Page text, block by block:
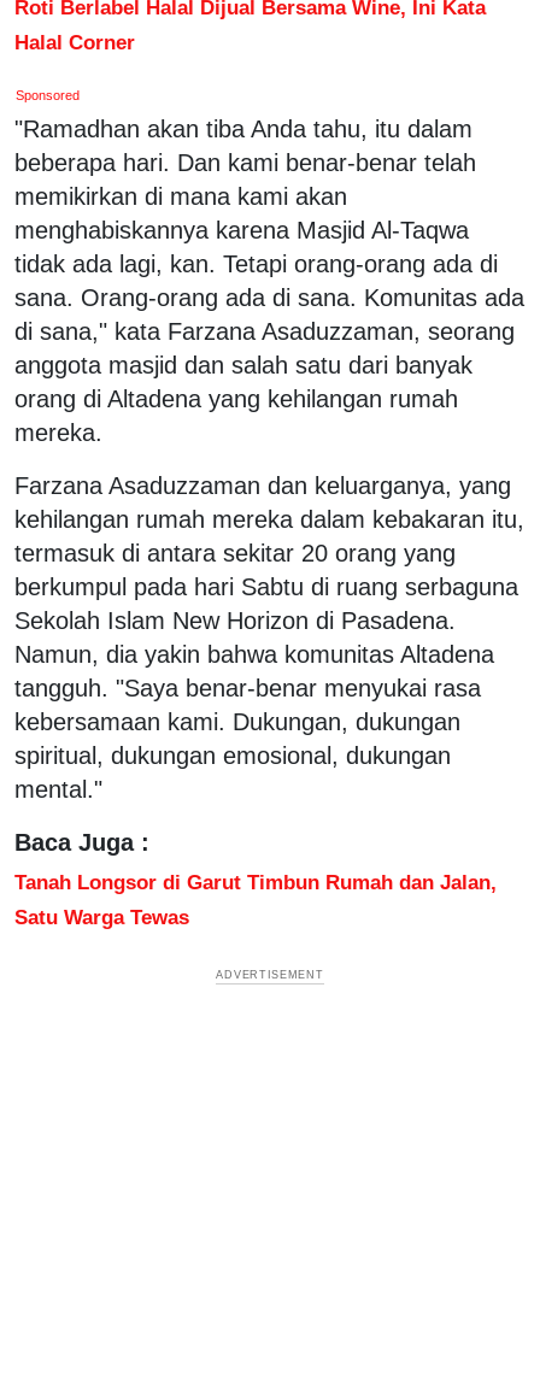
Roti Berlabel Halal Dijual Bersama Wine, Ini Kata
Halal Corner
Sponsored
"Ramadhan akan tiba Anda tahu, itu dalam
beberapa hari. Dan kami benar-benar telah
memikirkan di mana kami akan
menghabiskannya karena Masjid Al-Taqwa
tidak ada lagi, kan. Tetapi orang-orang ada di
sana. Orang-orang ada di sana. Komunitas ada
di sana," kata Farzana Asaduzzaman, seorang
anggota masjid dan salah satu dari banyak
orang di Altadena yang kehilangan rumah
mereka.
Farzana Asaduzzaman dan keluarganya, yang
kehilangan rumah mereka dalam kebakaran itu,
termasuk di antara sekitar 20 orang yang
berkumpul pada hari Sabtu di ruang serbaguna
Sekolah Islam New Horizon di Pasadena.
Namun, dia yakin bahwa komunitas Altadena
tangguh. "Saya benar-benar menyukai rasa
kebersamaan kami. Dukungan, dukungan
spiritual, dukungan emosional, dukungan
mental."
Baca Juga :
Tanah Longsor di Garut Timbun Rumah dan Jalan,
Satu Warga Tewas